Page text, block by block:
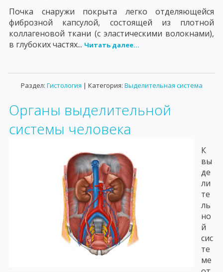
Почка снаружи покрыта легко отделяющейся
фиброзной капсулой, состоящей из плотной
коллагеновой ткани (с эластическими волокнами),
в глубоких частях... Читать далее...
Раздел: Гистология | Категория: Выделительная система
Органы выделительной
системы человека
К
вы
де
ли
те
ль
но
й
сис
те
ме